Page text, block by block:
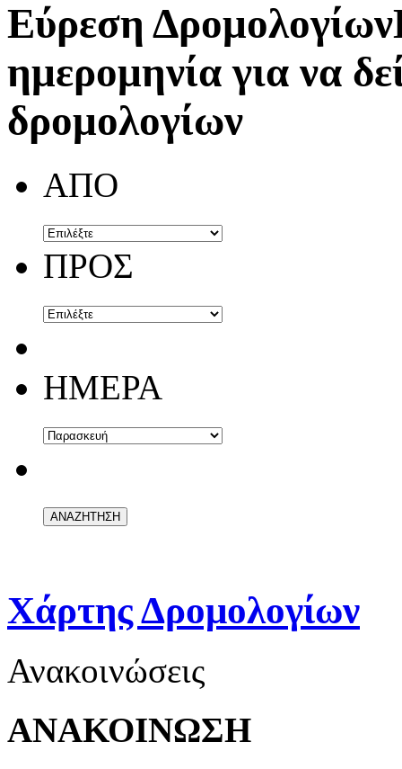
Εύρεση Δρομολογίων
ημερομηνία για να
δρομολογίων
ΑΠΟ
ΠΡΟΣ
ΗΜΕΡΑ
Χάρτης Δρομολογίων
Ανακοινώσεις
ΑΝΑΚΟΙΝΩΣΗ